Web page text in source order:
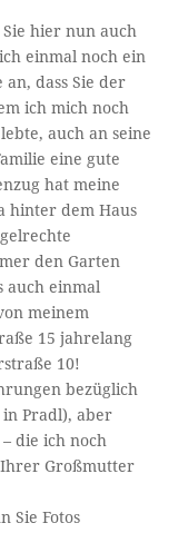
hier nun auch
einmal noch ein
dass Sie der
ich mich noch
auch an seine
eine gute
hat meine
hinter dem Haus
den Garten
auch einmal
meinem
15 jahrelang
10!
bezüglich
Pradl), aber
die ich noch
Ihrer Großmutter
Sie Fotos